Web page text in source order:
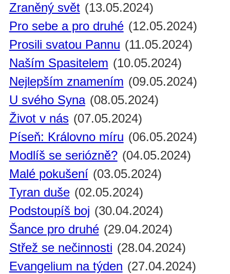
Zraněný svět (13.05.2024)
Pro sebe a pro druhé (12.05.2024)
Prosili svatou Pannu (11.05.2024)
Naším Spasitelem (10.05.2024)
Nejlepším znamením (09.05.2024)
U svého Syna (08.05.2024)
Život v nás (07.05.2024)
Píseň: Královno míru (06.05.2024)
Modlíš se seriózně? (04.05.2024)
Malé pokušení (03.05.2024)
Tyran duše (02.05.2024)
Podstoupíš boj (30.04.2024)
Šance pro druhé (29.04.2024)
Střež se nečinnosti (28.04.2024)
Evangelium na týden (27.04.2024)